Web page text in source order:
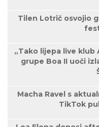
Tilen Lotrič osvojio
„Tako lijepa live klub
grupe Boa II uoči
Macha Ravel s
TikTok